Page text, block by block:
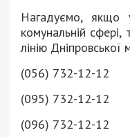
Нагадуємо, якщо
комунальній
лінію Дніпровської
(056) 732-12-12
(095) 732-12-12
(096) 732-12-12